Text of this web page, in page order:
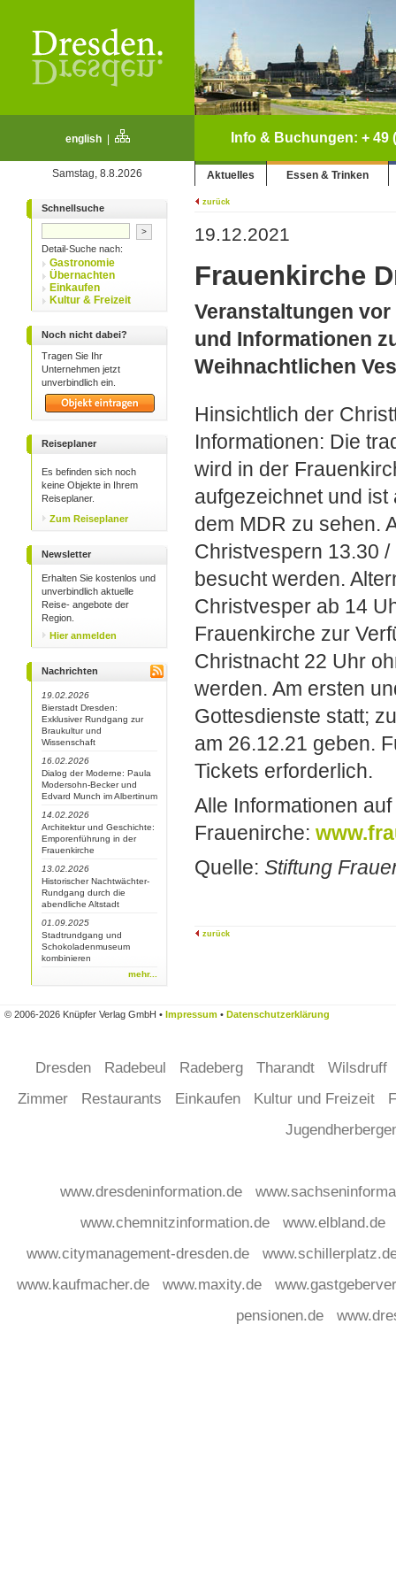
english| Info & Buchungen: + 49
Samstag, 8.8.2026 Aktuelles Essen & Trinken
Schnellsuche
Detail-Suche nach:
Gastronomie
Übernachten
Einkaufen
Kultur & Freizeit
Noch nicht dabei?
Tragen Sie Ihr
Unternehmen jetzt
unverbindlich ein.
Reiseplaner
Es befinden sich noch
keine Objekte in Ihrem
Reiseplaner.
Zum Reiseplaner
Newsletter
Erhalten Sie kostenlos und
unverbindlich aktuelle
Reise- angebote der
Region.
Hier anmelden
Nachrichten
19.02.2026
Bierstadt Dresden:
Exklusiver Rundgang zur
Braukultur und
Wissenschaft
16.02.2026
Dialog der Moderne: Paula
Modersohn-Becker und
Edvard Munch im Albertinum
14.02.2026
Architektur und Geschichte:
Emporenführung in der
Frauenkirche
13.02.2026
Historischer Nachtwächter-
Rundgang durch die
abendliche Altstadt
01.09.2025
Stadtrundgang und
Schokoladenmuseum
kombinieren
mehr...
zurück
19.12.2021
Frauenkirche
Veranstaltungen
und Informationen
Weihnachtlichen
Hinsichtlich der
Informationen: Die
wird in der
aufgezeichnet und
dem MDR zu sehen.
Christvespern 13.30
besucht werden.
Christvesper ab 14
Frauenkirche zur
Christnacht 22 Uhr
werden. Am ersten
Gottesdienste statt;
am 26.12.21 geben.
Tickets erforderlich.
Alle Informationen
Frauenirche:
Quelle: Stiftung
zurück
© 2006-2026 Knüpfer Verlag GmbH • Impressum • Datenschutzerklärung
Dresden Radebeul Radeberg Tharandt
Wilsdruff
Zimmer
Restaurants Einkaufen Kultur und Freizeit
www.dresdeninformation.de
www.chemnitzinformation.de
www.elbland.de
www.citymanagement-dresden.de
www.kaufmacher.de
www.maxity.de
pensionen.de